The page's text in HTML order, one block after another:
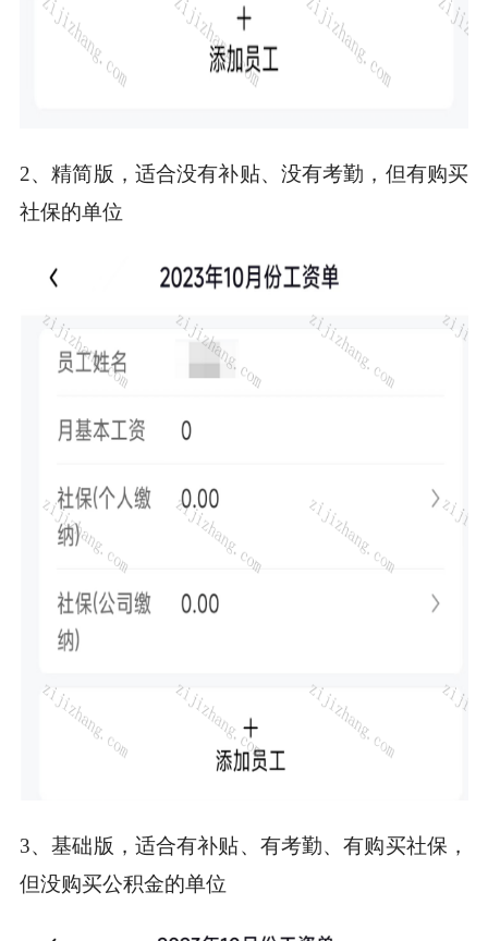
2、精简版，适合没有补贴、没有考勤，但有购买
社保的单位
3、基础版，适合有补贴、有考勤、有购买社保，
但没购买公积金的单位